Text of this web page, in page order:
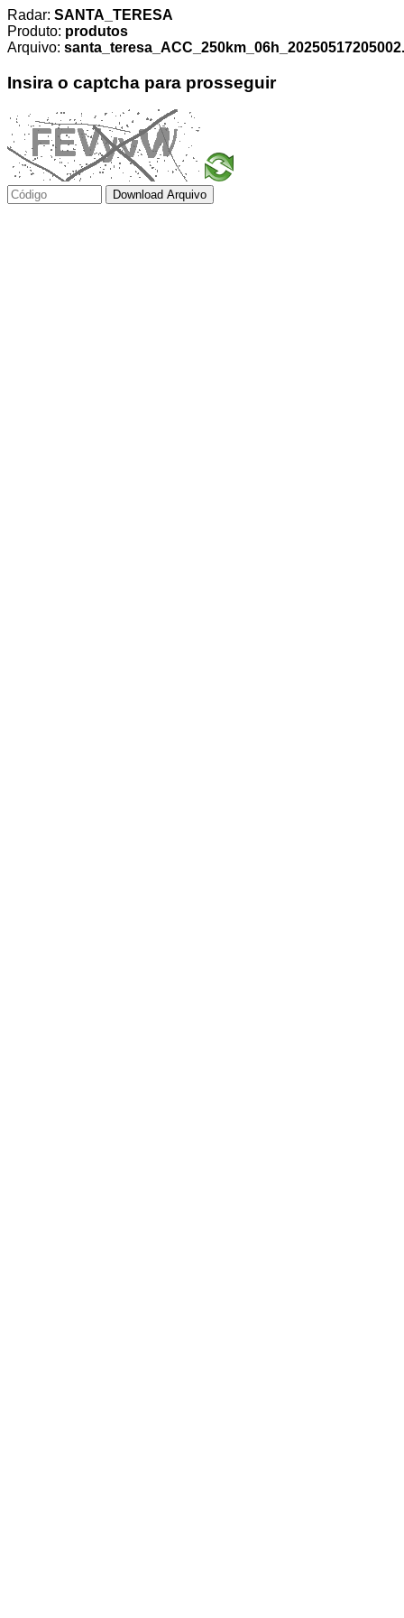
Radar: SANTA_TERESA
Produto: produtos
Arquivo:
Insira o captcha para prosseguir